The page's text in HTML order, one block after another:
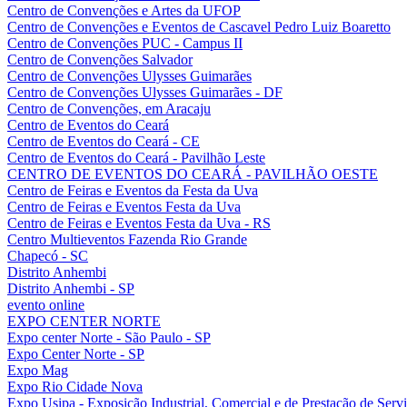
Centro de Convenções e Artes da UFOP
Centro de Convenções e Eventos de Cascavel Pedro Luiz Boaretto
Centro de Convenções PUC - Campus II
Centro de Convenções Salvador
Centro de Convenções Ulysses Guimarães
Centro de Convenções Ulysses Guimarães - DF
Centro de Convenções, em Aracaju
Centro de Eventos do Ceará
Centro de Eventos do Ceará - CE
Centro de Eventos do Ceará - Pavilhão Leste
CENTRO DE EVENTOS DO CEARÁ - PAVILHÃO OESTE
Centro de Feiras e Eventos da Festa da Uva
Centro de Feiras e Eventos Festa da Uva
Centro de Feiras e Eventos Festa da Uva - RS
Centro Multieventos Fazenda Rio Grande
Chapecó - SC
Distrito Anhembi
Distrito Anhembi - SP
evento online
EXPO CENTER NORTE
Expo center Norte - São Paulo - SP
Expo Center Norte - SP
Expo Mag
Expo Rio Cidade Nova
Expo Usipa - Exposição Industrial, Comercial e de Prestação de